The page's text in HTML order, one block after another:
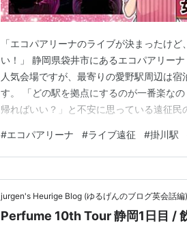
「エコパアリーナのライブが決まったけ
い！」 静岡県袋井市にあるエコパアリー
人気会場ですが、最寄りの愛野駅周辺は
す。 「どの駅を拠点にするのが一番楽な
帰ればいい？」と不安に思っている遠征
な浜松エリアまで、2026年の最新情報に
駅の混雑回避術や、静岡ならではのグル
#エコパアリーナ #ライブ遠征 #掛川駅
jurgen's Heurige Blog (ゆるげんのブログ英会話編)
Perfume 10th Tour 静岡1日目 /